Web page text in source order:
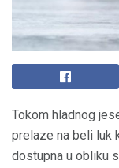
Tokom hladnog
prelaze na beli luk
dostupna u obliku